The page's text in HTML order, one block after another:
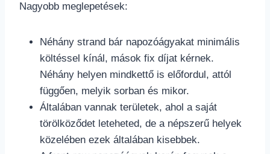
Nagyobb meglepetések:
Néhány strand bár napozóágyakat minimális
költéssel kínál, mások fix díjat kérnek.
Néhány helyen mindkettő is előfordul, attól
függően, melyik sorban és mikor.
Általában vannak területek, ahol a saját
törölköződet leteheted, de a népszerű helyek
közelében ezek általában kisebbek.